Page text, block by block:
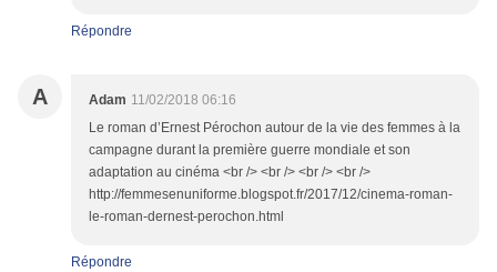
Répondre
A Adam 11/02/2018 06:16
Le roman d’Ernest Pérochon autour de la vie des femmes à la
campagne durant la première guerre mondiale et son
adaptation au cinéma <br /> <br /> <br /> <br />
http://femmesenuniforme.blogspot.fr/2017/12/cinema-roman-
le-roman-dernest-perochon.html
Répondre